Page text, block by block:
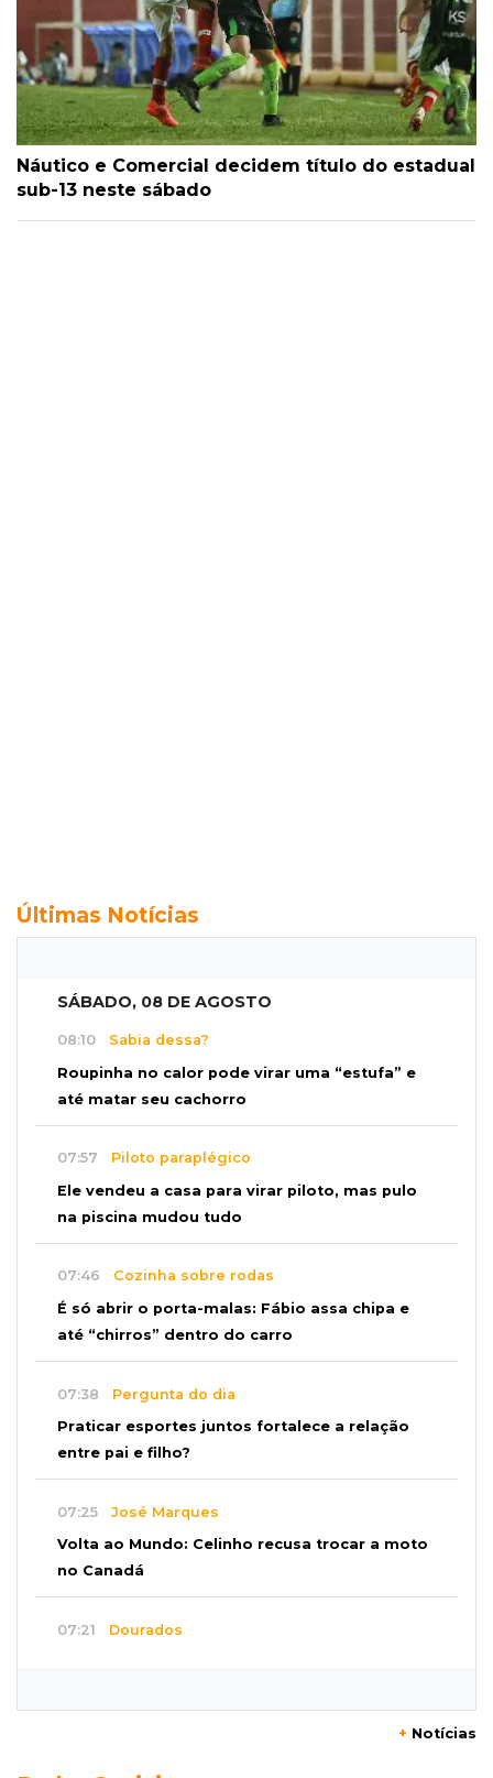
Náutico e Comercial decidem título do estadual
sub-13 neste sábado
Últimas Notícias
SÁBADO, 08 DE AGOSTO
08:10 Sabia dessa?
Roupinha no calor pode virar uma “estufa” e
até matar seu cachorro
07:57 Piloto paraplégico
Ele vendeu a casa para virar piloto, mas pulo
na piscina mudou tudo
07:46 Cozinha sobre rodas
É só abrir o porta-malas: Fábio assa chipa e
até “chirros” dentro do carro
07:38 Pergunta do dia
Praticar esportes juntos fortalece a relação
entre pai e filho?
07:25 José Marques
Volta ao Mundo: Celinho recusa trocar a moto
no Canadá
07:21 Dourados
+ Notícias